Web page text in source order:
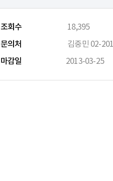
조회수
18,395
문의처
김중민 02-
마감일 2013-03-25